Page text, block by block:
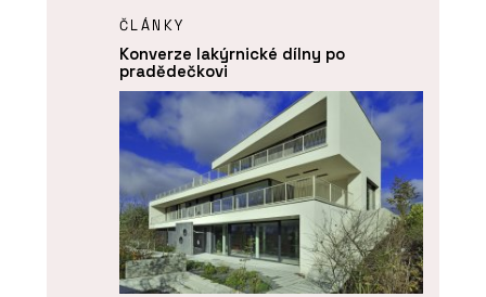
ČLÁNKY
Konverze lakýrnické dílny po
pradědečkovi